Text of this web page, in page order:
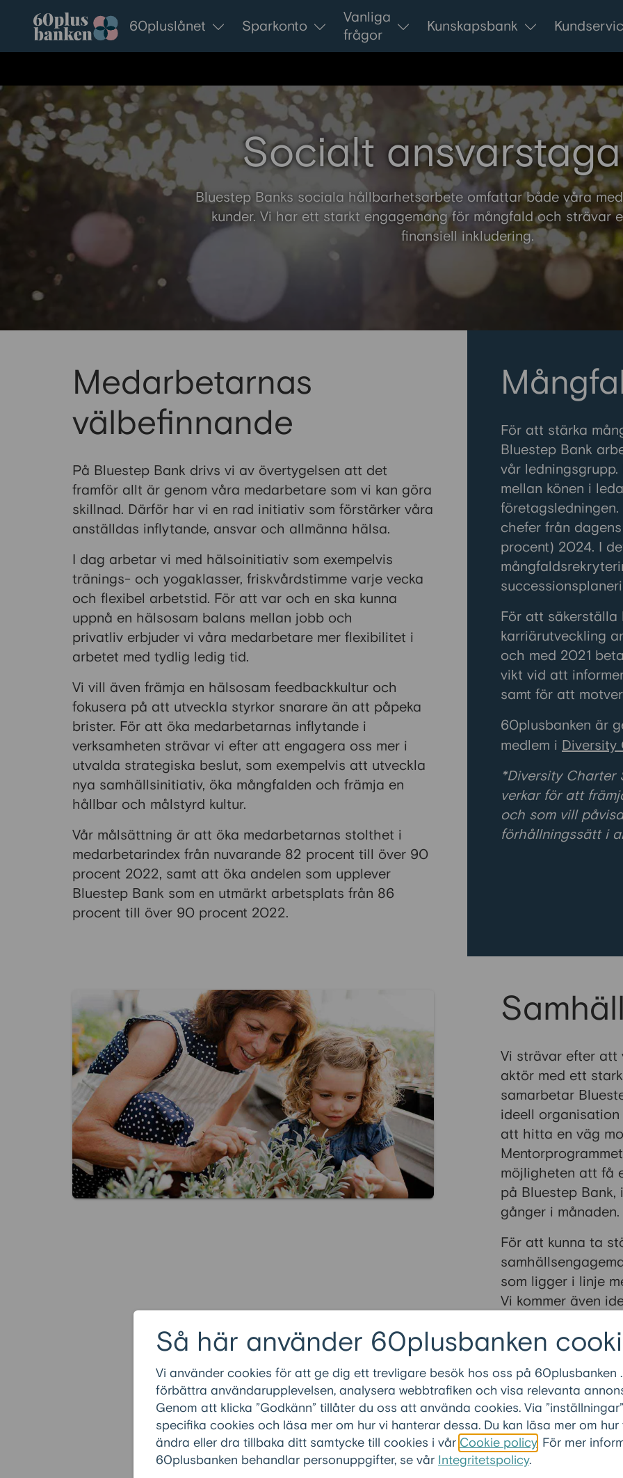
Så här använder 60plusbanken
Vi använder cookies för att ge dig ett trevligare besök hos oss på 60plusbanken
förbättra användarupplevelsen, analysera webbtrafiken och visa relevanta
Genom att klicka ”Godkänn” tillåter du oss att använda cookies. Via
specifika cookies och läsa mer om hur vi hanterar dessa. Du kan läsa mer om
ändra eller dra tillbaka ditt samtycke till cookies i vår Cookie policy . För mer
60plusbanken behandlar personuppgifter, se vår Integritetspolicy.
Gå till innehållet
60pluslånet Sparkonto
Vanliga
frågor
Kunskapsbank
Socialt
Bluestep Banks sociala hållbarhetsarbete omfattar både våra
kunder. Vi har ett starkt engagemang för mångfald och strävar
finansiell inkludering.
Medarbetarnas
välbefinnande
På Bluestep Bank drivs vi av övertygelsen att det
framför allt är genom våra medarbetare som vi kan göra
skillnad. Därför har vi en rad initiativ som förstärker våra
anställdas inflytande, ansvar och allmänna hälsa.
I dag arbetar vi med hälsoinitiativ som exempelvis
tränings- och yogaklasser, friskvårdstimme varje vecka
och flexibel arbetstid. För att var och en ska kunna
uppnå en hälsosam balans mellan jobb och
privatliv erbjuder vi våra medarbetare mer flexibilitet i
arbetet med tydlig ledig tid.
Vi vill även främja en hälsosam feedbackkultur och
fokusera på att utveckla styrkor snarare än att påpeka
brister. För att öka medarbetarnas inflytande i
verksamheten strävar vi efter att engagera oss mer i
utvalda strategiska beslut, som exempelvis att utveckla
nya samhällsinitiativ, öka mångfalden och främja en
hållbar och målstyrd kultur.
Vår målsättning är att öka medarbetarnas stolthet i
medarbetarindex från nuvarande 82 procent till över 90
procent 2022, samt att öka andelen som upplever
Bluestep Bank som en utmärkt arbetsplats från 86
procent till över 90 procent 2022.
För att stärka
Bluestep Bank
vår
mellan könen i
chefer från
procent) 2024. I
För att
karriärutveckling
och med 2021
vikt vid att
samt för att
60plusbanken är
medlem i Diversity
*Diversity Charter
verkar för att
och som vill
förhållningssätt i
Vi strävar efter att
aktör med ett
samarbetar
ideell
att hitta en väg
möjligheten att få
på Bluestep
gånger i månaden.
För att kunna ta
som ligger i linje
Vi kommer även
samarbeten som
ännu mer. För att
medarbetare
samarbete
identifiera
ska engagera oss.
För att stärka
analyserar och